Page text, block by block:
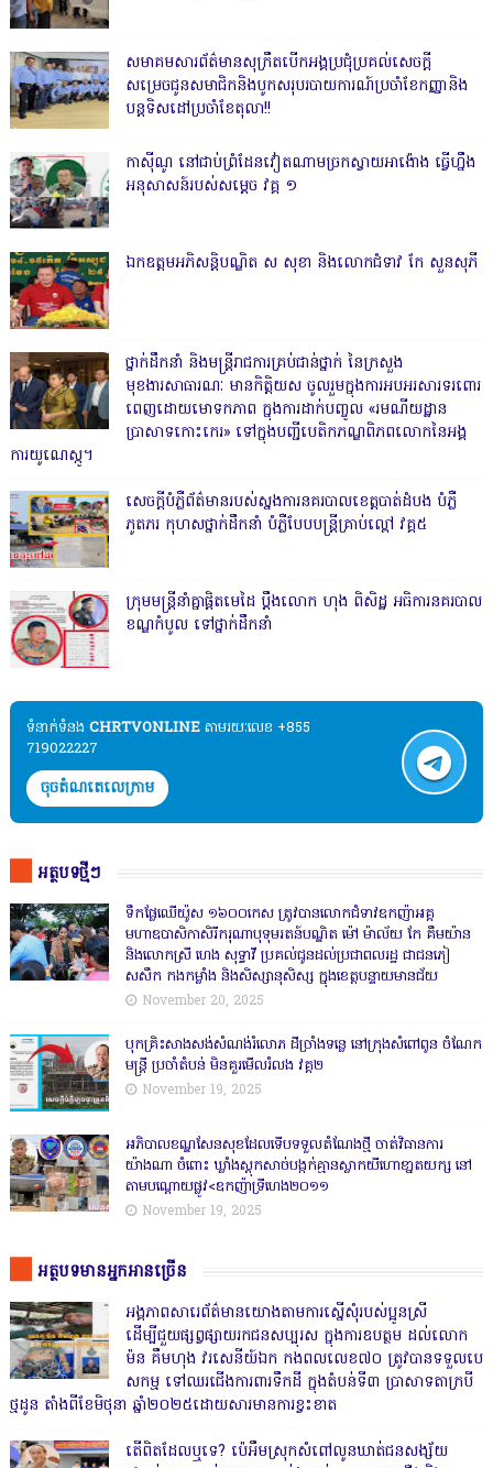
សមាគមសារព័ត៌មានសុក្រឹតបើកអង្គប្រជុំប្រគល់សេចក្តី
សម្រេចជូនសមាជិកនិងបូកសរុបរបាយការណ៍ប្រចាំខែកញ្ញានិង
បន្តទិសដៅប្រចាំខែតុលា!!
កាសុីណូ នៅជាប់ព្រំដែនវៀតណាមច្រកស្វាយអាង៉ោង ធ្វើហ្នឹង
អនុសាសន៍របស់សម្ដេច វគ្គ ១
ឯកឧត្តមអភិសន្តិបណ្ឌិត ស សុខា និងលោកជំទាវ កែ សួនសុភី
ថ្នាក់ដឹកនាំ និងមន្ត្រីរាជការគ្រប់ជាន់ថ្នាក់ នៃក្រសួង
មុខងារសាធារណៈ មានកិត្តិយស ចូលរួមក្នុងការអបអរសារទរពោរ
ពេញដោយមោទកភាព ក្នុងការដាក់បញ្ចូល «រមណីយដ្ឋាន
ប្រាសាទកោះកេរ» ទៅក្នុងបញ្ជីបេតិកភណ្ឌពិភពលោកនៃអង្គ
ការយូណេស្កូ។
សេចក្តីបំភ្លឺព័ត៌មានរបស់ស្នងការនគរបាលខេត្តបាត់ដំបង បំភ្លឺ
ភូតភរ កុហសថ្នាក់ដឹកនាំ បំភ្លឺបែបបន្ត្រីគ្រាប់ល្ពៅ វគ្គ៥
ក្រុមមន្ត្រីនាំគ្នាផ្ដិតមេដៃ ប្ដឹងលោក ហុង ពិសិដ្ឋ អធិការនគរបាល
ខណ្ឌកំបូល ទៅថ្នាក់ដឹកនាំ
ទំនាក់ទំនង​​ CHRTVONLINE តាមរយៈលេខ +855
719022227
ចុចតំណតេលេក្រាម
អត្ថបទថ្មីៗ
ទឹកផ្លែឈើយ៉ូស ១៦០០កេស ត្រូវបានលោកជំទាវឧកញ៉ាអគ្គ
មហាឧបាសិកាសិរីករុណាបុទុមរតន៍បណ្ឌិត ម៉ៅ ម៉ាល័យ កែ គឹមយ៉ាន
និងលោកស្រី ហេង សុទ្ធាវី ប្រគល់ជូនដល់ប្រជាពលរដ្ឋ ជាជនភៀ
សសឹក កងកម្លាំង និងសិស្សានុសិស្ស ក្នុងខេត្តបន្ទាយមានជ័យ
November 20, 2025
បុកគ្រិះសាងសង់សំណង់រំលោភ ដីច្រាំងទន្លេ នៅក្រុងសំពៅពូន ចំណែក
មន្ត្រី ប្រចាំតំបន់ មិនគួរមើលរំលង វគ្គ២
November 19, 2025
អភិបាលខណ្ឌសែនសុខដែលទើបទទួលតំណែងថ្មី ចាត់វិធានការ
យ៉ាងណា ចំពោះ ឃ្លាំងស្តុកសាច់បង្កក់គ្មានស្លាកយីហោខា្នតយក្ស នៅ
តាមបណ្តោយផ្លូវ<ឧកញ៉ាទ្រីហេង២០១១
November 19, 2025
អត្ថបទមានអ្នកអានច្រើន
អង្គភាពសារេព័ត៌មានយោងតាមការស្នើសុំរបស់ប្អូនស្រី
ដើម្បីជួយផ្សព្វផ្សាយរកជនសប្បុរស ក្នុងការឧបត្ថម ដល់លោក
ម៉ន គឹមហុង វរសេនីយ៍ឯក កងពលលេខ៧០ ត្រូវបានទទួលបេ
សកម្ម ទៅឈរជើងការពារទឹកដី ក្នុងតំបន់ទី៣ ប្រាសាទតាក្របី
ថ្មដូន តាំងពីខែមិថុនា ឆ្នាំ២០២៥ដោយសារមានការខ្វះខាត
តើពិតដែលឬទេ? ប៉េអឹមស្រុកសំពៅលូនឃាត់ជនសង្ស័យ